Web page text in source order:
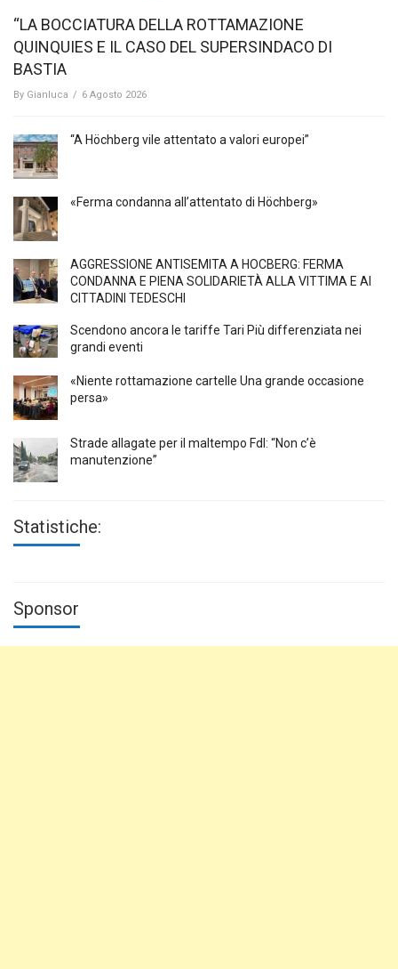
“LA BOCCIATURA DELLA ROTTAMAZIONE
QUINQUIES E IL CASO DEL SUPERSINDACO DI
BASTIA
By Gianluca / 6 Agosto 2026
“A Höchberg vile attentato a valori europei”
«Ferma condanna all’attentato di Höchberg»
AGGRESSIONE ANTISEMITA A HÖCBERG: FERMA
CONDANNA E PIENA SOLIDARIETÀ ALLA VITTIMA E AI
CITTADINI TEDESCHI
Scendono ancora le tariffe Tari Più differenziata nei
grandi eventi
«Niente rottamazione cartelle Una grande occasione
persa»
Strade allagate per il maltempo FdI: “Non c’è
manutenzione”
Statistiche:
Sponsor